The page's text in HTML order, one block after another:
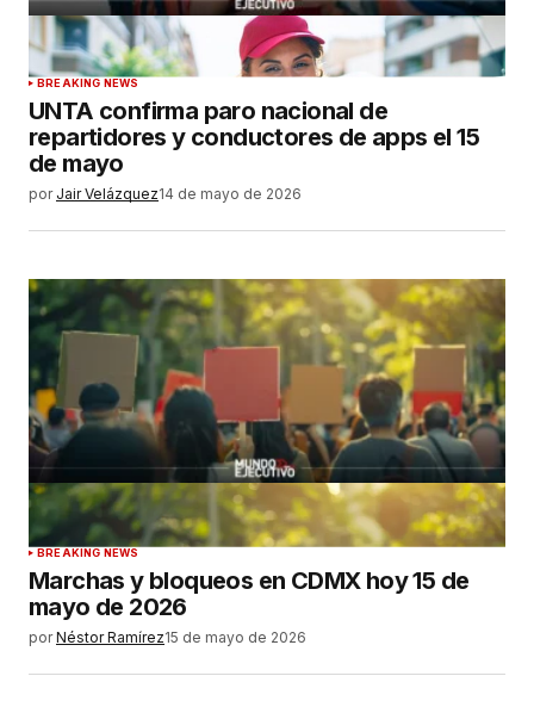
BREAKING NEWS
UNTA confirma paro nacional de
repartidores y conductores de apps el 15
de mayo
por Jair Velázquez14 de mayo de 2026
BREAKING NEWS
Marchas y bloqueos en CDMX hoy 15 de
mayo de 2026
por Néstor Ramírez15 de mayo de 2026